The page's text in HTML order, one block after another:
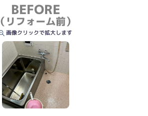
BEFORE
（リフォーム前）
画像クリックで拡大します